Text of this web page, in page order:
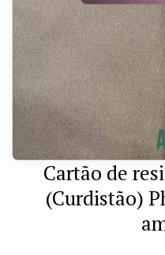
Cartão de
(Curdistão)